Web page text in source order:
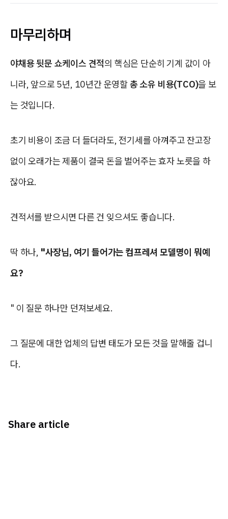
마무리하며
야채용 뒷문 쇼케이스 견적의 핵심은 단순히 기계 값이 아
니라, 앞으로 5년, 10년간 운영할총 소유 비용(TCO)을 보
는 것입니다.
초기 비용이 조금 더 들더라도, 전기세를 아껴주고 잔고장
없이 오래가는 제품이 결국 돈을 벌어주는 효자 노릇을 하
잖아요.
견적서를 받으시면 다른 건 잊으셔도 좋습니다.
딱 하나, "사장님, 여기 들어가는 컴프레셔 모델명이 뭐예
요?
" 이 질문 하나만 던져보세요.
그 질문에 대한 업체의 답변 태도가 모든 것을 말해줄 겁니
다.
Share article